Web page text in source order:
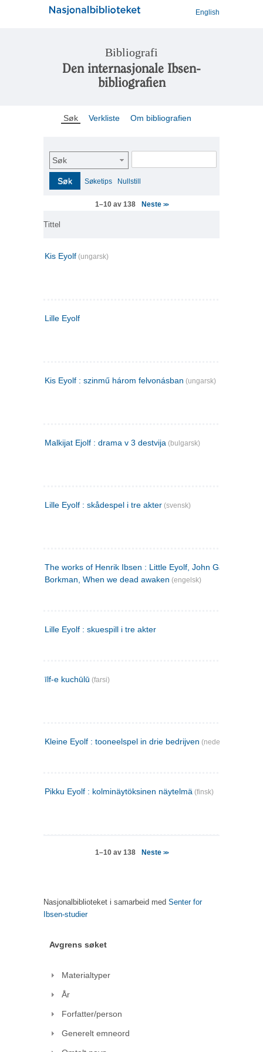
English
Bibliografi
Den internasjonale Ibsen-
bibliografien
Søk Verkliste Om bibliografien
Søk
Søk Søketips Nullstill
1–10 av 138 Neste >>
Tittel
Kis Eyolf (ungarsk)
Lille Eyolf
Kis Eyolf : szinmű három felvonásban (ungarsk)
Malkijat Ejolf : drama v 3 destvija (bulgarsk)
Lille Eyolf : skådespel i tre akter (svensk)
The works of Henrik Ibsen : Little Eyolf, John Gabriel
Borkman, When we dead awaken (engelsk)
Lille Eyolf : skuespill i tre akter
īlf-e kuchūlū (farsi)
Kleine Eyolf : tooneelspel in drie bedrijven (nederlandsk)
Pikku Eyolf : kolminäytöksinen näytelmä (finsk)
1–10 av 138 Neste >>
Nasjonalbiblioteket i samarbeid med Senter for
Ibsen-studier
Avgrens søket
Materialtyper
År
Forfatter/person
Generelt emneord